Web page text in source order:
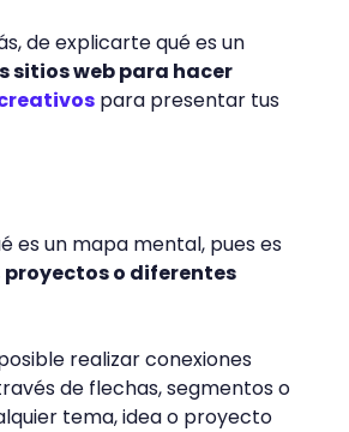
de explicarte qué es un
sitios web para hacer
para presentar tus
es un mapa mental, pueses
o diferentes
realizar conexiones
de flechas, segmentos o
tema, idea o proyecto